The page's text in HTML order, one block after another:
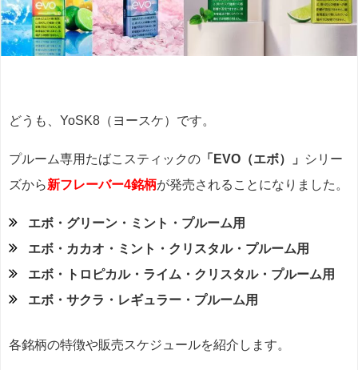
どうも、YoSK8（ヨースケ）です。
プルーム専用たばこスティックの 「EVO（エボ）」
シリー
ズから新フレーバー4銘柄が発売されることになりました。
エボ・グリーン・ミント・プルーム用
エボ・カカオ・ミント・クリスタル・プルーム用
エボ・トロピカル・ライム・クリスタル・プルーム用
エボ・サクラ・レギュラー・プルーム用
各銘柄の特徴や販売スケジュールを紹介します。